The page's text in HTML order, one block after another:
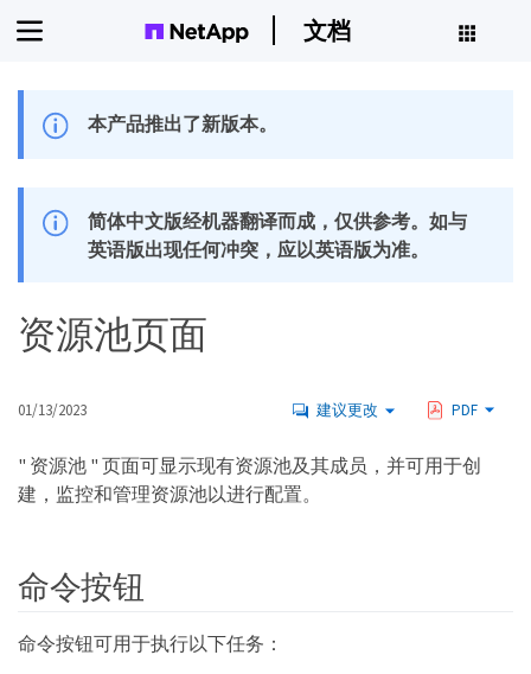
文档
本产品推出了新版本。
简体中文版经机器翻译而成，仅供参考。如与
英语版出现任何冲突，应以英语版为准。
资源池页面
01/13/2023 建议更改 PDF
" 资源池 " 页面可显示现有资源池及其成员，并可用于创
建，监控和管理资源池以进行配置。
命令按钮
命令按钮可用于执行以下任务：